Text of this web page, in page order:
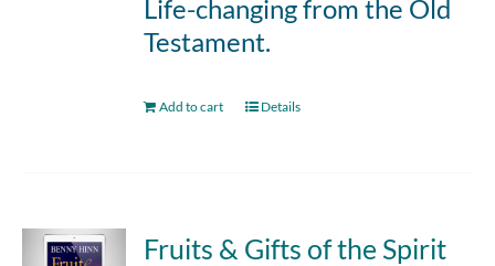
Life-changing from the Old
Testament.
Add to cart Details
Fruits & Gifts of the Spirit